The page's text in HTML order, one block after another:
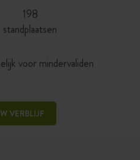
198
standplaatsen
voor mindervaliden
VERBLIJF